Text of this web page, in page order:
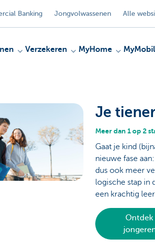
Banking Jongvolwassenen Alle
Verzekeren MyHome
Je
Meer dan 1 op 2
Gaat je kind
nieuwe fase aan:
dus ook meer
logische stap in
een krachtig
Ontdek